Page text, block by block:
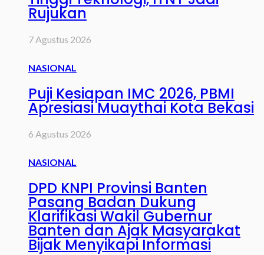
Rujukan
7 Agustus 2026
NASIONAL
Puji Kesiapan IMC 2026, PBMI
Apresiasi Muaythai Kota Bekasi
6 Agustus 2026
NASIONAL
DPD KNPI Provinsi Banten
Pasang Badan Dukung
Klarifikasi Wakil Gubernur
Banten dan Ajak Masyarakat
Bijak Menyikapi Informasi